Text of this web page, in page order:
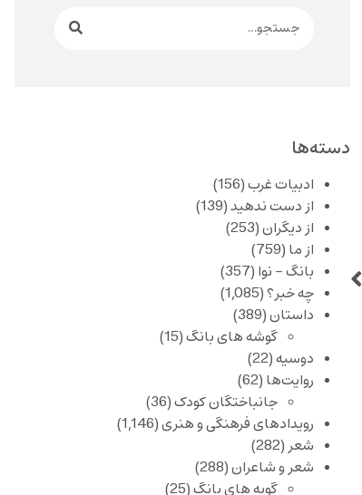
دسته‌ها
ادبیات غرب(156)
از دست ندهید(139)
از دیگران(253)
از ما (759)
بانگ – نوا (357)
چه خبر؟(1,085)
داستان(389)
گوشه های بانگ(15)
دوسیه(22)
روایت‌ها (62)
جانباختگان کودک(36)
رویدادهای فرهنگی و هنری(1,146)
شعر(282)
شعر و شاعران(288)
گویه های بانگ(25)